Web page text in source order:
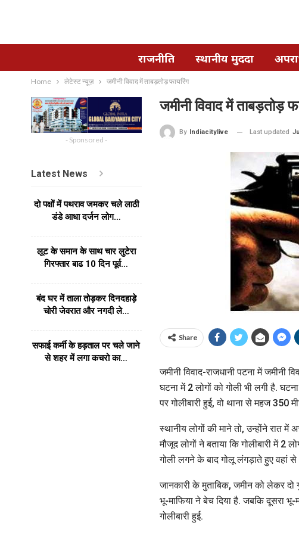
राजनीति स्थानीय मुददा
Home लेटेस्ट न्यूज़ जमीनी विवाद में ताबड़तोड़ फायरिंग
जमीनी विवाद में ताबड़तोड़
By Indiacitylive Last updated
Share
जमीनी विवाद-राजधानी पटना में
घटना में 2 लोगों को गोली भी लगी है.
पर गोलीबारी हुई, वो थाना से महज 350
स्थानीय लोगों की माने तो, उन्होंने रात
मौजूद लोगों ने बताया कि गोलीबारी में 2
गोली लगने के बाद गोलू लंगड़ाते हुए वहां से
जानकारी के मुताबिक, जमीन को लेकर
भू-माफिया ने बेच दिया है. जबकि दूसरा भू-
गोलीबारी हुई.
- Sponsored -
Latest News
दो पक्षों में पथराव जमकर चले लाठी
डंडे आधा दर्जन लोग…
लूट के समान के साथ चार लुटेरा
गिरफ्तार बाढ 10 दिन पूर्व…
बंद घर में ताला तोड़कर दिनदहाड़े
चोरी जेवरात और नगदी ले…
सफाई कर्मी के हड़ताल पर चले जाने
से शहर में लगा कचरो का…